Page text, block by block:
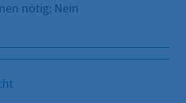
nötig: Nein